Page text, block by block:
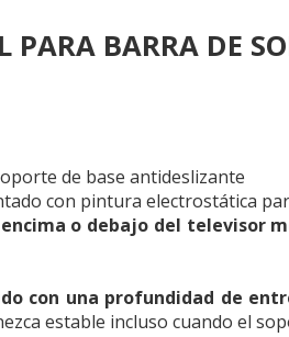
PARA BARRA DE
de base antideslizante
con pintura electrostática
o debajo del televisor
con una profundidad de
estable incluso cuando el